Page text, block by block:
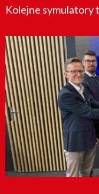
Kolejne symulatory